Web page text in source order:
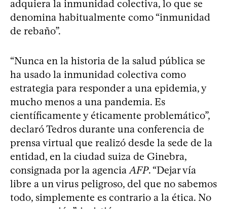
adquiera la inmunidad colectiva, lo que se
denomina habitualmente como “inmunidad
de rebaño”.
“Nunca en la historia de la salud pública se
ha usado la inmunidad colectiva como
estrategia para responder a una epidemia, y
mucho menos a una pandemia. Es
científicamente y éticamente problemático”,
declaró Tedros durante una conferencia de
prensa virtual que realizó desde la sede de la
entidad, en la ciudad suiza de Ginebra,
consignada por la agencia AFP. “Dejar vía
libre a un virus peligroso, del que no sabemos
todo, simplemente es contrario a la ética. No